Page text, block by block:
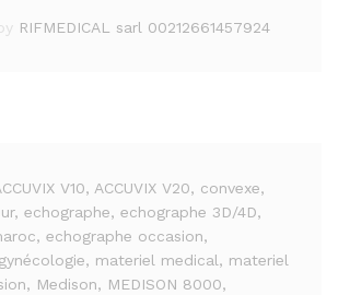
RIFMEDICAL sarl 00212661457924
V10, ACCUVIX V20, convexe,
, echographe, echographe 3D/4D,
, echographe occasion,
, materiel medical, materiel
, Medison, MEDISON 8000,